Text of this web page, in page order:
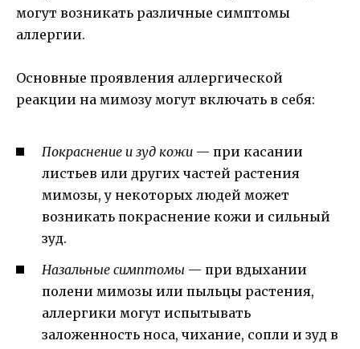
могут возникать различные симптомы
аллергии.
Основные проявления аллергической
реакции на мимозу могут включать в себя:
Покраснение и зуд кожи — при касании
листьев или других частей растения
мимозы, у некоторых людей может
возникать покраснение кожи и сильный
зуд.
Назальные симптомы — при вдыхании
полени мимозы или пыльцы растения,
аллергики могут испытывать
заложенность носа, чихание, сопли и зуд в